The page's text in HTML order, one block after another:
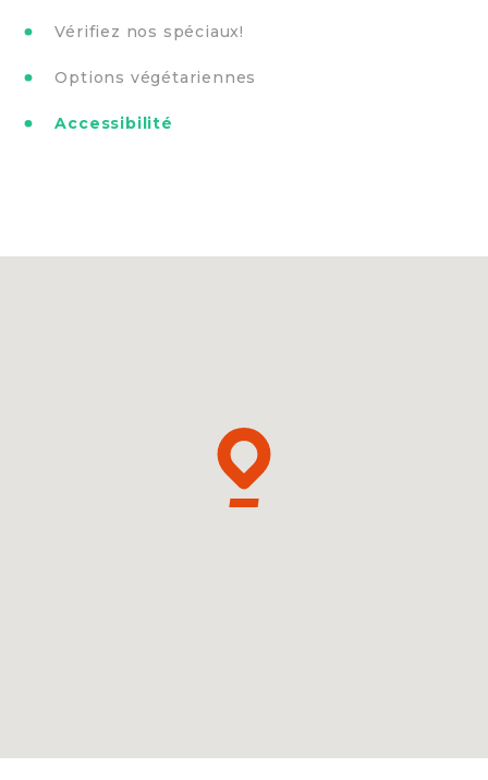
Vérifiez nos spéciaux!
Options végétariennes
Accessibilité